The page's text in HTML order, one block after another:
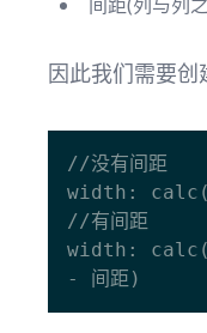
因此我们需要创
//没有间距
width:
//有间距
width: